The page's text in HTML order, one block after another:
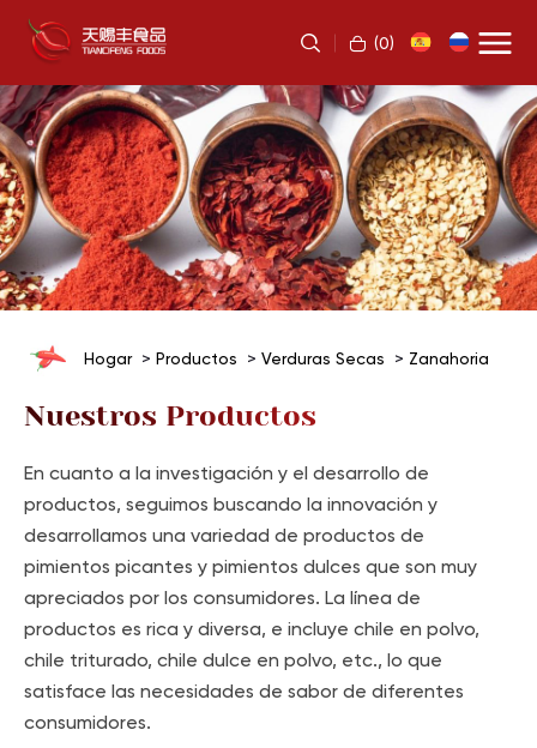
(0)
Hogar Productos Verduras Secas Zanahoria
Nuestros Productos
En cuanto a la investigación y el desarrollo de
productos, seguimos buscando la innovación y
desarrollamos una variedad de productos de
pimientos picantes y pimientos dulces que son muy
apreciados por los consumidores. La línea de
productos es rica y diversa, e incluye chile en polvo,
chile triturado, chile dulce en polvo, etc., lo que
satisface las necesidades de sabor de diferentes
consumidores.